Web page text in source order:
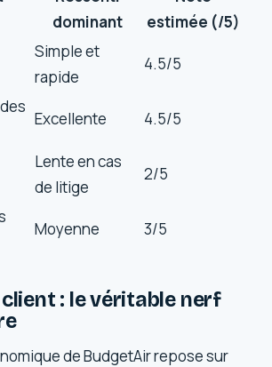
dominant
estimée (/5)
Simple et
rapide
4.5/5
Excellente 4.5/5
Lente en cas
de litige
2/5
Moyenne 3/5
: le véritable nerf
de BudgetAir repose sur